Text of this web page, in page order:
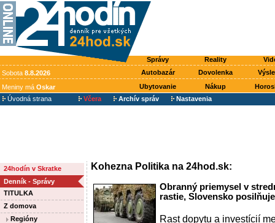
Správy Reality
Sobota 8.8.2026 Autobazár Dovolenka
Meniny má Oskar Ubytovanie Nákup
Úvodná strana
Včera Archív správ Nastavenia
24hodín v Skratke
Denník - Správy
TITULKA
Z domova
Regióny
Kohezna Politika na 24hod.sk:
Obranný priemysel v
rastie, Slovensko
Rast dopytu a investícií